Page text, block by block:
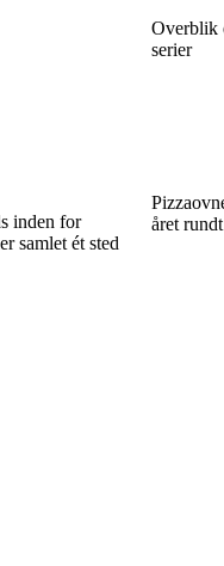
inden for
samlet ét sted
Overblik
serier
året rundt